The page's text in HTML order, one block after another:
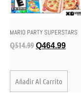
MARIO PARTY SUPERSTARS
Q514.99 Q464.99
Añadir Al Carrito